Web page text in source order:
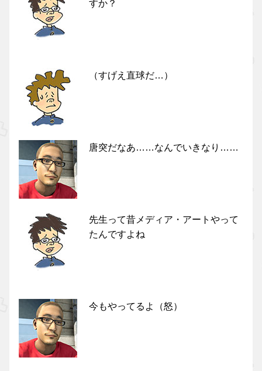
すか？
（すげえ直球だ…）
唐突だなあ……なんでいきなり……
先生って昔メディア・アートやって
たんですよね
今もやってるよ（怒）